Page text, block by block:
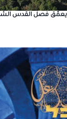
فصل القدس